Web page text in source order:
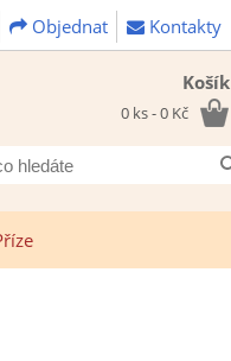
Objednat Kontakty
Košík
0 ks - 0 Kč